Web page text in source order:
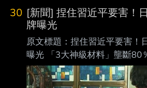
名：蕭 雅雯 原文內容： 美國
（SEC）主席阿特金斯（Paul
《Yahoo Finance》專訪 時表
秋天展開研究，探討推動美股
小時交易；另一方面 ，那斯
率先宣布，「全球交易時間」
30 [新聞] 捏住習近平要害！
牌曝光
原文標題：捏住習近平要害！
曝光 「3大神級材料」壟斷80
文連結：
https://ec.ltn.com.tw/article/